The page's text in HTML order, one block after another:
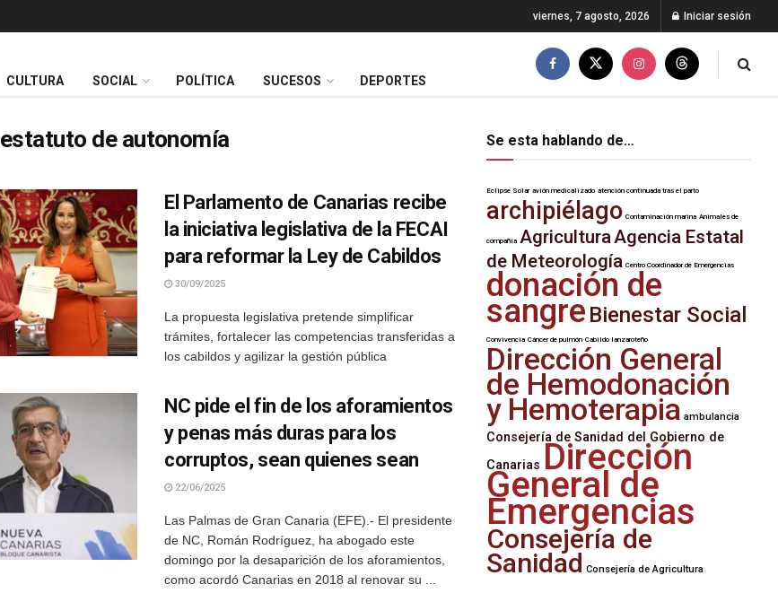
viernes, 7 agosto, 2026 Iniciar sesión
CULTURA SOCIAL POLÍTICA SUCESOS DEPORTES
estatuto de autonomía
El Parlamento de Canarias recibe
la iniciativa legislativa de la FECAI
para reformar la Ley de Cabildos
30/09/2025
La propuesta legislativa pretende simplificar
trámites, fortalecer las competencias transferidas a
los cabildos y agilizar la gestión pública
NC pide el fin de los aforamientos
y penas más duras para los
corruptos, sean quienes sean
22/06/2025
Las Palmas de Gran Canaria (EFE).- El presidente
de NC, Román Rodríguez, ha abogado este
domingo por la desaparición de los aforamientos,
como acordó Canarias en 2018 al renovar su ...
Se esta hablando de…
Eclipse Solar avión medicalizado atención continuada tras el parto
archipiélago Contaminación marina Animales de
compañía AgriculturaAgencia Estatal
de Meteorología Centro Coordinador de Emergencias
donación de
sangre Bienestar Social
Convivencia Cáncer de pulmón Cabildo lanzaroteño
Dirección General
de Hemodonación
y Hemoterapia ambulancia
Consejería de Sanidad del Gobierno de
Canarias Dirección
General de
Emergencias
Consejería de
Sanidad Consejería de Agricultura